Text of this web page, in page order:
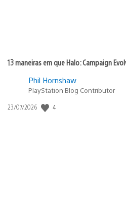
13 maneiras em que Halo: Campaign
Phil Hornshaw
PlayStation Blog Contributor
Data
23/07/2026 4